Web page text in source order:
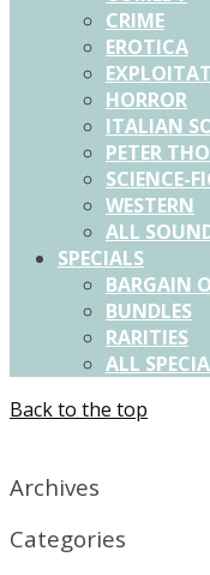
CRIME
EROTICA
HORROR
ITALIAN
PETER
SCIENCE-
WESTERN
ALL
SPECIALS
BARGAIN
BUNDLES
RARITIES
ALL
Back to the top
Archives
Categories